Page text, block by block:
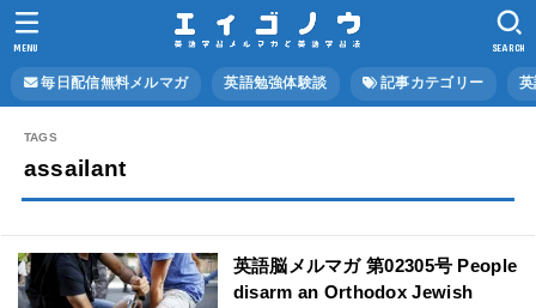
毎日配信無料メルマガ 英語勉強体験談 記事カテゴリー
SEARCH
MENU
assailant
英語脳メルマガ 第02305号 People
disarm an Orthodox Jewish